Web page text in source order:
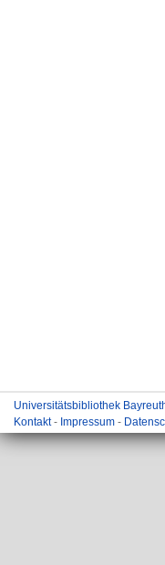
Universitätsbibliothek
Kontakt- Impressum -